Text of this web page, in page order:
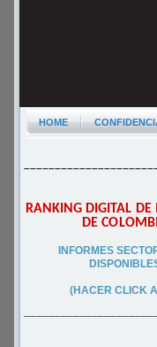
HOME
RANKING DIGITAL DE
DE
INFORMES
(HACER CLICK